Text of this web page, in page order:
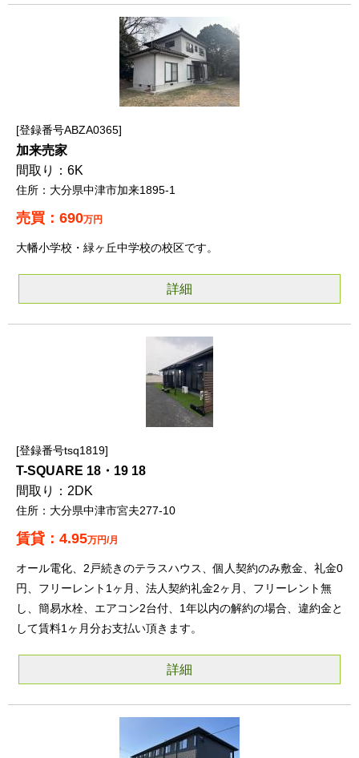
登録番号ABZA0365
加来売家
6K
大分県中津市加来1895-1
690万円
大幡小学校・緑ヶ丘中学校の校区です。
詳細
登録番号tsq1819
T-SQUARE 18・19 18
2DK
大分県中津市宮夫277-10
4.95万円/月
オール電化、2戸続きのテラスハウス、個人契約のみ敷金、礼金0
円、フリーレント1ヶ月、法人契約礼金2ヶ月、フリーレント無
し、簡易水栓、エアコン2台付、1年以内の解約の場合、違約金と
して賃料1ヶ月分お支払い頂きます。
詳細